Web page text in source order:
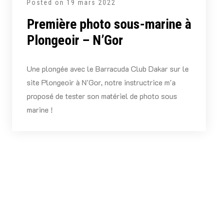
Posted on 19 mars 2022
Première photo sous-marine à
Plongeoir – N’Gor
Une plongée avec le Barracuda Club Dakar sur le
site Plongeoir à N'Gor, notre instructrice m'a
proposé de tester son matériel de photo sous
marine !